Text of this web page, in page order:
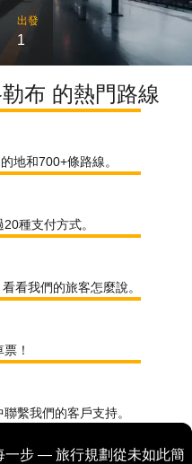
出發
1
布 的熱門路線
地和700+條路線。
種支付方式。
看看我們的旅客怎麼說。
！
繫我們的客戶支持。
一步 — 旅行規劃從未如此簡